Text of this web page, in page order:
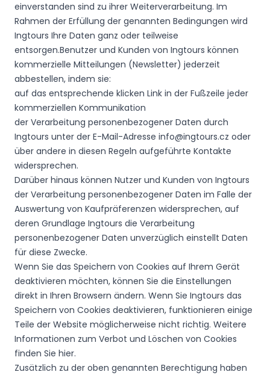
einverstanden sind zu ihrer Weiterverarbeitung. Im
Rahmen der Erfüllung der genannten Bedingungen wird
Ingtours Ihre Daten ganz oder teilweise
entsorgen.Benutzer und Kunden von Ingtours können
kommerzielle Mitteilungen (Newsletter) jederzeit
abbestellen, indem sie:
auf das entsprechende klicken Link in der Fußzeile jeder
kommerziellen Kommunikation
der Verarbeitung personenbezogener Daten durch
Ingtours unter der E-Mail-Adresse info@ingtours.cz oder
über andere in diesen Regeln aufgeführte Kontakte
widersprechen.
Darüber hinaus können Nutzer und Kunden von Ingtours
der Verarbeitung personenbezogener Daten im Falle der
Auswertung von Kaufpräferenzen widersprechen, auf
deren Grundlage Ingtours die Verarbeitung
personenbezogener Daten unverzüglich einstellt Daten
für diese Zwecke.
Wenn Sie das Speichern von Cookies auf Ihrem Gerät
deaktivieren möchten, können Sie die Einstellungen
direkt in Ihren Browsern ändern. Wenn Sie Ingtours das
Speichern von Cookies deaktivieren, funktionieren einige
Teile der Website möglicherweise nicht richtig. Weitere
Informationen zum Verbot und Löschen von Cookies
finden Sie hier.
Zusätzlich zu der oben genannten Berechtigung haben